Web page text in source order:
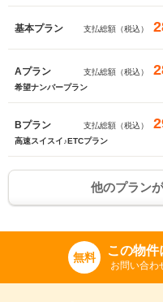
基本プラン 支払総額（税込）
Aプラン 支払総額（税込）
希望ナンバープラン
Bプラン 支払総額（税込）
高速スイスイ♪ETCプラン
他のプラン
無料 この物件
お問い合わ